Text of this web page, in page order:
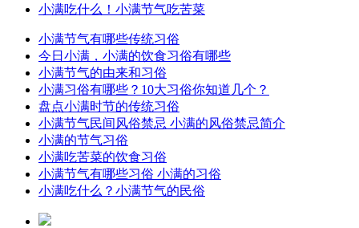
小满吃什么！小满节气吃苦菜
小满节气有哪些传统习俗
今日小满，小满的饮食习俗有哪些
小满节气的由来和习俗
小满习俗有哪些？10大习俗你知道几个？
盘点小满时节的传统习俗
小满节气民间风俗禁忌 小满的风俗禁忌简介
小满的节气习俗
小满吃苦菜的饮食习俗
小满节气有哪些习俗 小满的习俗
小满吃什么？小满节气的民俗